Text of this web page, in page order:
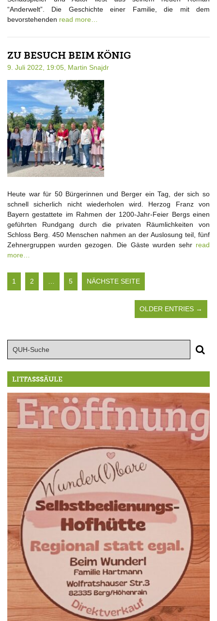
“Anderwelt”. Die Geschichte einer Familie, die mit dem
bevorstehenden read more…
ZU BESUCH BEIM KÖNIG
9. Juli 2022, 19:05, Martin Snajdr
Heute war für 50 Bürgerinnen und Berger ein Tag, der sich so
schnell sicherlich nicht wiederholen wird. Herzog Franz von
Bayern gestattete im Rahmen der 1200-Jahr-Feier Bergs einen
geführten Rundgang durch die privaten Räumlichkeiten von
Schloss Berg. 450 Menschen nahmen an der Auslosung teil, fünf
Zehnergruppen wurden gezogen. Die Gäste wurden sehr read
more…
1 2 … 5 NÄCHSTE SEITE
OLDER ENTRIES →
LITFASSSÄULE